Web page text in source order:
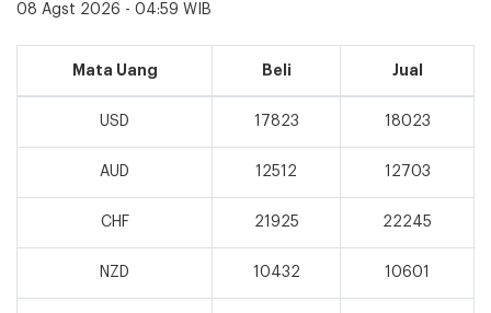
08 Agst 2026 - 04:59 WIB
Mata Uang Beli Jual
USD 17823 18023
AUD 12512 12703
CHF 21925 22245
NZD 10432 10601